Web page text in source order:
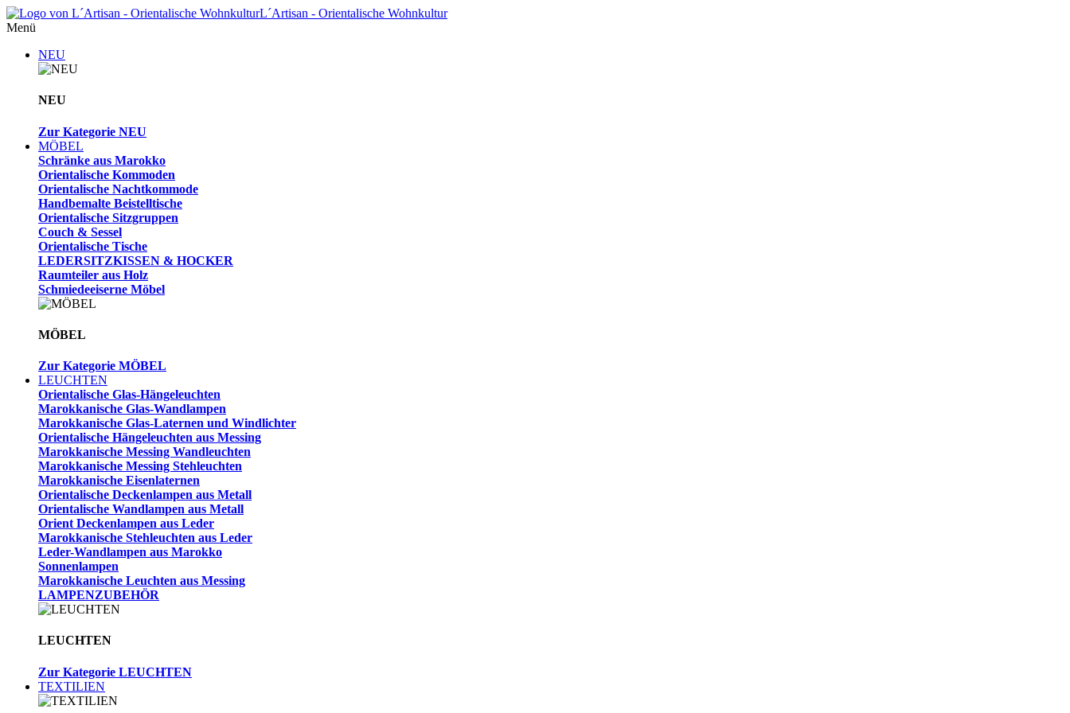
L´Artisan - Orientalische Wohnkultur
Menü
NEU
NEU
Zur Kategorie NEU
MÖBEL
Schränke aus Marokko
Orientalische Kommoden
Orientalische Nachtkommode
Handbemalte Beistelltische
Orientalische Sitzgruppen
Couch & Sessel
Orientalische Tische
LEDERSITZKISSEN & HOCKER
Raumteiler aus Holz
Schmiedeeiserne Möbel
MÖBEL
Zur Kategorie MÖBEL
LEUCHTEN
Orientalische Glas-Hängeleuchten
Marokkanische Glas-Wandlampen
Marokkanische Glas-Laternen und Windlichter
Orientalische Hängeleuchten aus Messing
Marokkanische Messing Wandleuchten
Marokkanische Messing Stehleuchten
Marokkanische Eisenlaternen
Orientalische Deckenlampen aus Metall
Orientalische Wandlampen aus Metall
Orient Deckenlampen aus Leder
Marokkanische Stehleuchten aus Leder
Leder-Wandlampen aus Marokko
Sonnenlampen
Marokkanische Leuchten aus Messing
LAMPENZUBEHÖR
LEUCHTEN
Zur Kategorie LEUCHTEN
TEXTILIEN